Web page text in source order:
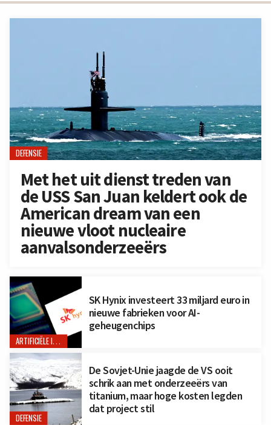
DEFENSIE
Met het uit dienst treden van
de USS San Juan keldert ook de
American dream van een
nieuwe vloot nucleaire
aanvalsonderzeeërs
ARTIFICIËLE INTELLIGENTIE
SK Hynix investeert 33 miljard euro in
nieuwe fabrieken voor AI-
geheugenchips
DEFENSIE
De Sovjet-Unie jaagde de VS ooit
schrik aan met onderzeeërs van
titanium, maar hoge kosten legden
dat project stil